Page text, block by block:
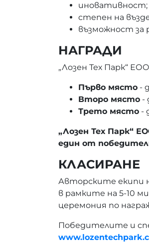
иновативност;
степен на
възможност за
НАГРАДИ
„Лозен Тех Парк“
Първо място -
Второ място -
Трето място -
„Лозен Тех Парк“
един от
КЛАСИРАНЕ
Авторските екипи
в рамките на 5-10
церемония по
Победителите и
www